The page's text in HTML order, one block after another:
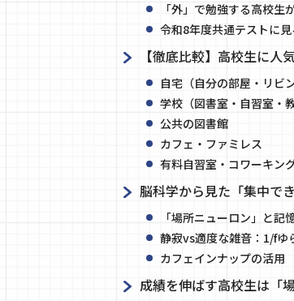
「外」で勉強する高校生
令和8年度共通テストに
【徹底比較】高校生に
自宅（自分の部屋・リビン
学校（図書室・自習室・教
公共の図書館
カフェ・ファミレス
有料自習室・コワーキン
脳科学から見た「集中で
「場所ニューロン」と記
静寂vs適度な雑音：1/fゆ
カフェインナップの活用
成績を伸ばす高校生は「